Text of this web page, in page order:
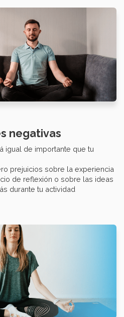
negativas
igual de importante que tu
prejuicios sobre la experiencia
de reflexión o sobre las ideas
durante tu actividad